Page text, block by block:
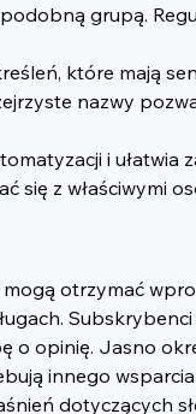
grupą.
które mają
nazwy
i ułatwia
się z właściwymi
otrzymać
opinię. Jasno
innego
dotyczących